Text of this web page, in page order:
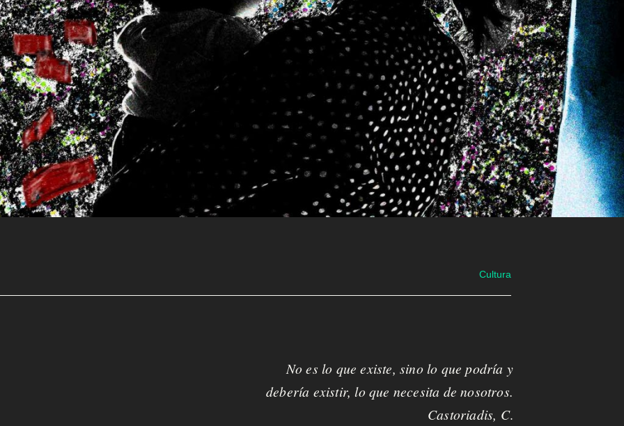
Cultura
No es lo que existe, sino lo que podría y
debería existir, lo que necesita de nosotros.
Castoriadis, C.